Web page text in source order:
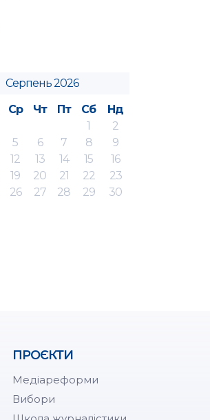
Серпень 2026
Ср Чт Пт Сб
Нд
1
2
5 6 7 8
9
12 13 14 15
16
19 20 21 22
23
26 27 28 29
30
ПРОЄКТИ
Медіареформи
Вибори